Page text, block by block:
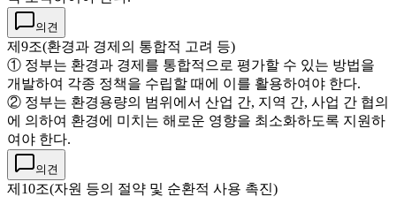
의견
제9조(환경과 경제의 통합적 고려 등)
① 정부는 환경과 경제를 통합적으로 평가할 수 있는 방법을
개발하여 각종 정책을 수립할 때에 이를 활용하여야 한다.
② 정부는 환경용량의 범위에서 산업 간, 지역 간, 사업 간 협의
에 의하여 환경에 미치는 해로운 영향을 최소화하도록 지원하
여야 한다.
의견
제10조(자원 등의 절약 및 순환적 사용 촉진)